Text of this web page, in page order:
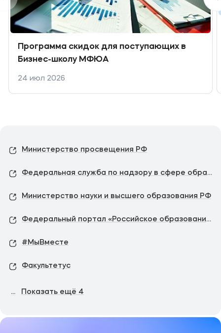
Программа скидок для поступающих в
Бизнес-школу МФЮА
24 июл 2026
Министерство просвещения РФ
Федеральная служба по надзору в сфере образования и науки
Министерство науки и высшего образования РФ
Федеральный портал «Российское образование»
#МыВместе
Факультетус
... Показать ещё 4